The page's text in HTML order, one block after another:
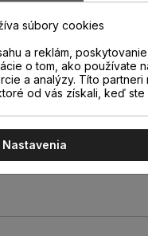
technológiou
odrezaním
lišta s výškou 40 mm.
súbory cookies
a reklám,
o tom, ako používate
a analýzy. Títo
od vás získali, keď ste
Nastavenia